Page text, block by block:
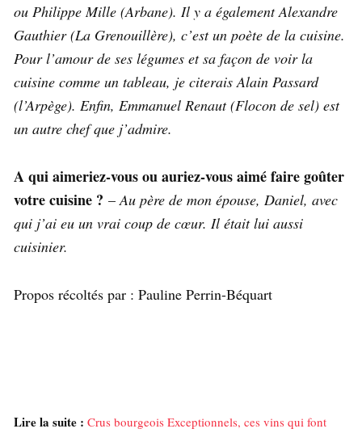
ou Philippe Mille (Arbane). Il y a également Alexandre
Gauthier (La Grenouillère), c’est un poète de la cuisine.
Pour l’amour de ses légumes et sa façon de voir la
cuisine comme un tableau, je citerais Alain Passard
(l’Arpège). Enfin, Emmanuel Renaut (Flocon de sel) est
un autre chef que j’admire.
A qui aimeriez-vous ou auriez-vous aimé faire goûter
votre cuisine ? – Au père de mon épouse, Daniel, avec
qui j’ai eu un vrai coup de cœur. Il était lui aussi
cuisinier.
Propos récoltés par : Pauline Perrin-Béquart
Lire la suite : Crus bourgeois Exceptionnels, ces vins qui font